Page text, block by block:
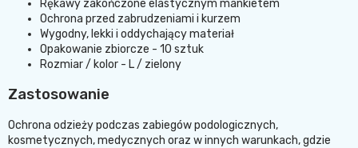
Rękawy zakończone elastycznym mankietem
Ochrona przed zabrudzeniami i kurzem
Wygodny, lekki i oddychający materiał
Opakowanie zbiorcze - 10 sztuk
Rozmiar / kolor - L / zielony
Zastosowanie
Ochrona odzieży podczas zabiegów podologicznych,
kosmetycznych, medycznych oraz w innych warunkach, gdzie